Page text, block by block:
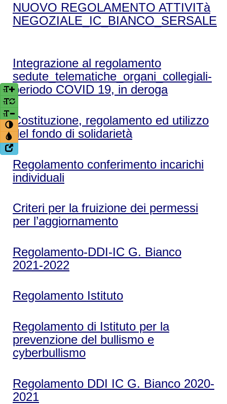
NUOVO REGOLAMENTO ATTIVITà
NEGOZIALE_IC_BIANCO_SERSALE
Integrazione al regolamento
sedute_telematiche_organi_collegiali-
periodo COVID 19, in deroga
Costituzione, regolamento ed utilizzo
del fondo di solidarietà
Regolamento conferimento incarichi
individuali
Criteri per la fruizione dei permessi
per l’aggiornamento
Regolamento-DDI-IC G. Bianco
2021-2022
Regolamento Istituto
Regolamento di Istituto per la
prevenzione del bullismo e
cyberbullismo
Regolamento DDI IC G. Bianco 2020-
2021